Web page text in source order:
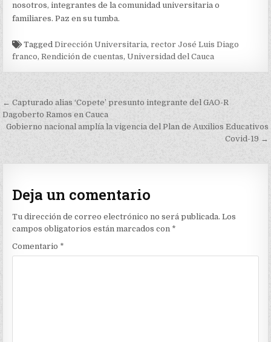
nosotros, integrantes de la comunidad universitaria o
familiares. Paz en su tumba.
TaggedDirección Universitaria,rector José Luis Diago
franco,Rendición de cuentas,Universidad del Cauca
Navegación
de
← Capturado alias ‘Copete’ presunto integrante del GAO-R
Dagoberto Ramos en Cauca
Gobierno nacional amplía la vigencia del Plan de Auxilios Educativos
Covid-19 →
Deja un comentario
Tu dirección de correo electrónico no será publicada. Los
campos obligatorios están marcados con *
Comentario *